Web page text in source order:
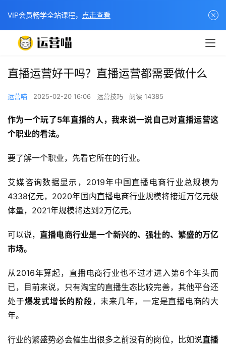
直播运营好干吗？直播运营都需要做什么
运营喵 2025-02-20 16:06 运营技巧 阅读 14385
作为一个玩了5年直播的人，我来说一说自己对直播运营这
个职业的看法。
要了解一个职业，先看它所在的行业。
艾媒咨询数据显示，2019年中国直播电商行业总规模为
4338亿元，2020年国内直播电商行业规模将接近万亿元级
体量，2021年规模将达到2万亿元。
可以说， 直播电商行业是一个新兴的、强壮的、繁盛的万亿
市场。
从2016年算起，直播电商行业也不过才进入第6个年头而
已，目前来说，只有淘宝的直播生态比较完善，其他平台还
处于爆发式增长的阶段，未来几年，一定是直播电商的大
年。
行业的繁盛势必会催生出很多之前没有的岗位，比如说直播
VIP会员畅学全站课程， 点击查看